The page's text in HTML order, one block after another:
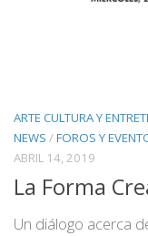
ARTE CULTURA Y
NEWS /FOROS Y
ABRIL 14, 2019
La Forma
Un diálogo acerca